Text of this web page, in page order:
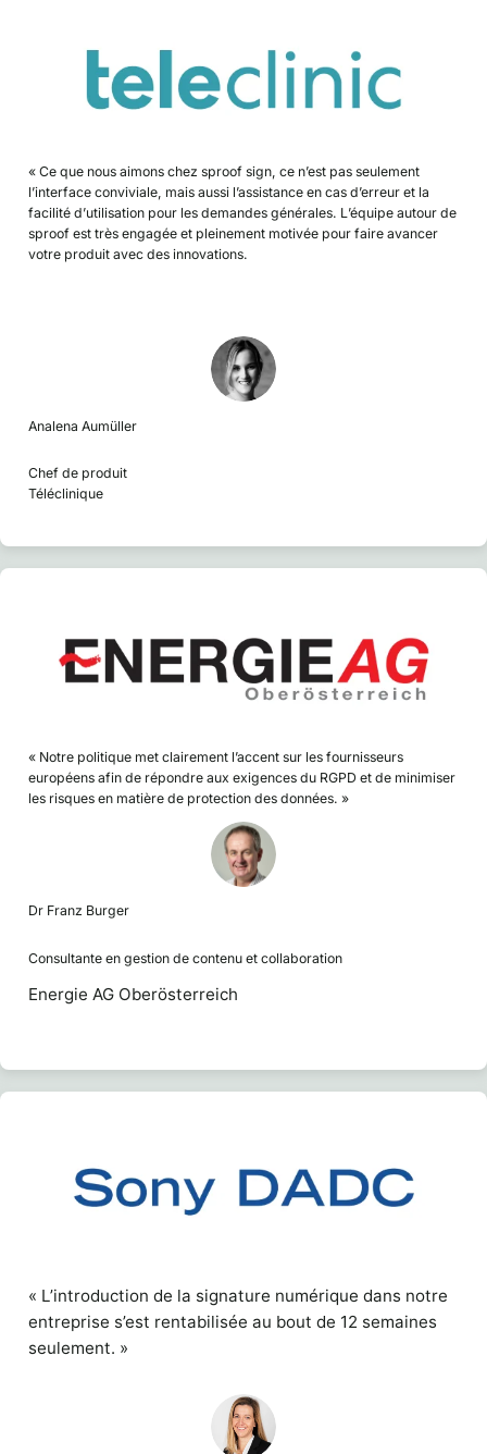
« Ce que nous aimons chez sproof sign, ce n’est pas seulement
l’interface conviviale, mais aussi l’assistance en cas d’erreur et la
facilité d’utilisation pour les demandes générales. L’équipe autour de
sproof est très engagée et pleinement motivée pour faire avancer
votre produit avec des innovations.
Analena Aumüller
Chef de produit
Téléclinique
« Notre politique met clairement l’accent sur les fournisseurs
européens afin de répondre aux exigences du RGPD et de minimiser
les risques en matière de protection des données. »
Dr Franz Burger
Consultante en gestion de contenu et collaboration
Energie AG Oberösterreich
« L’introduction de la signature numérique dans notre
entreprise s’est rentabilisée au bout de 12 semaines
seulement. »